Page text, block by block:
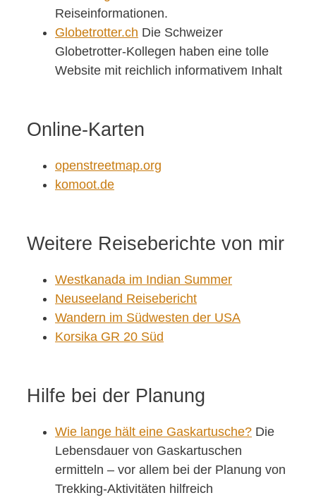
Reiseinformationen.
Globetrotter.ch Die Schweizer
Globetrotter-Kollegen haben eine tolle
Website mit reichlich informativem Inhalt
Online-Karten
openstreetmap.org
komoot.de
Weitere Reiseberichte von mir
Westkanada im Indian Summer
Neuseeland Reisebericht
Wandern im Südwesten der USA
Korsika GR 20 Süd
Hilfe bei der Planung
Wie lange hält eine Gaskartusche? Die
Lebensdauer von Gaskartuschen
ermitteln – vor allem bei der Planung von
Trekking-Aktivitäten hilfreich